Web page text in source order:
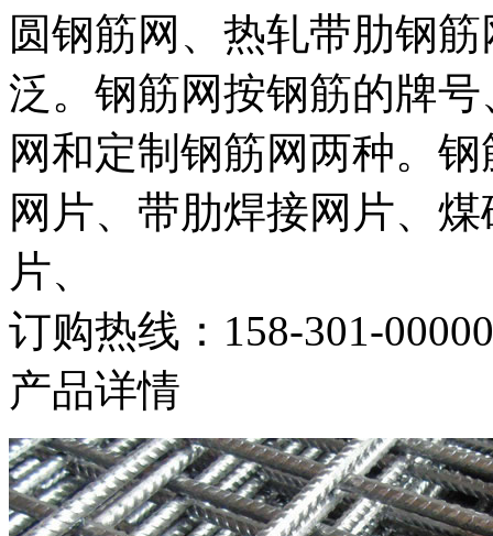
圆钢筋网、热轧带肋钢
泛。钢筋网按钢筋的牌
网和定制钢筋网两种。
网片、带肋焊接网片、
片、
订购热线： 158-301-00000
产品详情